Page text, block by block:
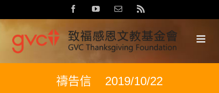
to
content
FacebookYouTubeEmail:
禱告信 2019/10/22